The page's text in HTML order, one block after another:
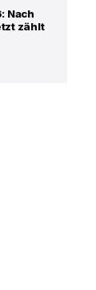
Nach
zählt